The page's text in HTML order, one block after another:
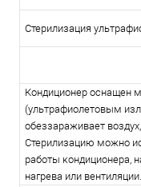
Стерилизация
Кондиционер оснащен
(ультрафиолетовым
обеззараживает
Стерилизацию можно
работы кондиционера,
нагрева или вентиляции.